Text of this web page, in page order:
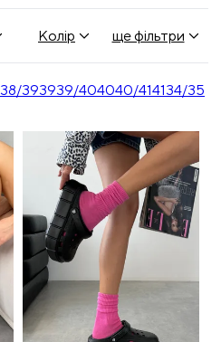
Колір ще фільтри
38/393939/404040/414134/35